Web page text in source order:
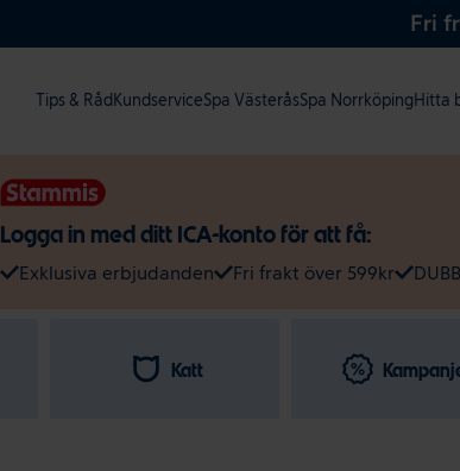
Fri
Tips & Råd KundserviceSpa VästeråsSpa NorrköpingHitta
Logga in med ditt ICA-konto för att få:
Exklusiva erbjudanden Fri frakt över 599kr
Katt